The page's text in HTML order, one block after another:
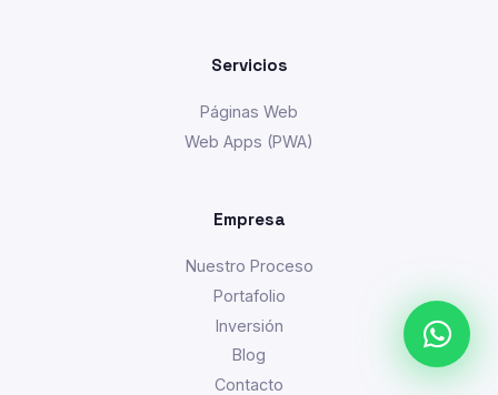
Servicios
Páginas Web
Web Apps (PWA)
Empresa
Nuestro Proceso
Portafolio
Inversión
Blog
Contacto